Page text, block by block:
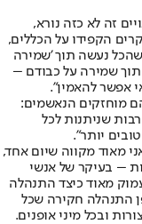
זה לא כזה נורא,
הקפידו על הכללים,
נעשה תוך 'שמירה
שמירה על כבודם –
מוחזקים הנאשמים:
שניתנות לכל
יותר".
מאוד מקווה שיום אחד,
– בעיקר של אנשי
מאוד כיצד התנהלה
התנהלה חקירה שכל
ובכל מיני אופנים.